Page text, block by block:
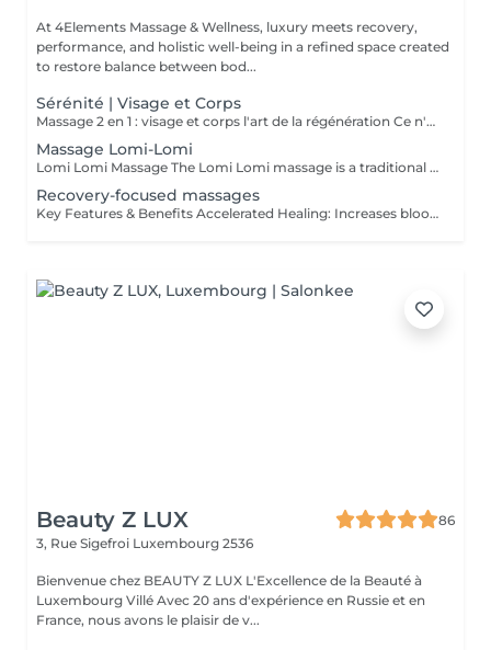
At 4Elements Massage & Wellness, luxury meets recovery,
performance, and holistic well-being in a refined space created
to restore balance between bod...
Sérénité | Visage et Corps
Massage 2 en 1 : visage et corps l'art de la régénération Ce n'est pas simplement un massage. C'est une profonde réinitialisation de tout l'organisme en une seule séance. Pendant que le corps se libère des tensions et de la fatigue, le visage retrouve fraîcheur, tonicité et éclat naturel. Les processus de régénération s'activent, le drainage lymphatique s'améliore, la légèreté revient dans le corps et la clarté dans l'esprit. Un visage raffermi et soigneusement sublimé Un corps détendu, vivant et harmonieux Une sensation de calme qui se ressent de l'intérieur Le choix idéal pour celles et ceux qui souhaitent mieux paraître, ressentir davantage et optimiser leur temps. Une seule séance des résultats visibles et un plaisir profond. Offrez-vous le luxe de prendre soin de vous.
Massage Lomi-Lomi
Lomi Lomi Massage The Lomi Lomi massage is a traditional Hawaiian technique known for its long, flowing, wave-like movements that soothe the body and calm the mind. Using her forearms and rhythmic, continuous motions, Ksenija creates a deep sense of relaxation, helping to release tension, melt stress, and restore emotional balance. It's a gentle, holistic, and extremely comforting experience like being carried by warm ocean waves. Perfect for anyone seeking profound relaxation and inner harmony.
Recovery-focused massages
Key Features & Benefits Accelerated Healing: Increases blood flow to muscles and tendons, delivering essential nutrients and oxygen to repair tissue. Reduced Soreness & Stiffness: Eases Delayed Onset Muscle Soreness (DOMS) and increases range of motion by loosening tight muscles. Waste Removal: Aids in flushing out lactic acid and metabolic waste products from muscles. Injury Prevention: Identifies and releases muscle adhesions (knots) that cause imbalances, reducing the risk of further injury. Targeted Approach: Focuses on specific muscle groups or areas of pain, such as the back, shoulders, or hips.
Beauty Z LUX
86
3, Rue Sigefroi Luxembourg 2536
Bienvenue chez BEAUTY Z LUX L'Excellence de la Beauté à
Luxembourg Villé Avec 20 ans d'expérience en Russie et en
France, nous avons le plaisir de v...